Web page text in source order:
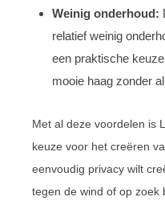
Weinig onderhoud:
relatief weinig
een praktische
mooie haag zonder
Met al deze voordelen is
keuze voor het creëren
eenvoudig privacy wilt
tegen de wind of op zoek